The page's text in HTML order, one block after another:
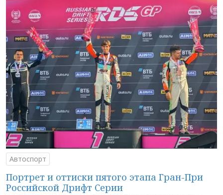
Автоспорт
Портрет и оттиски пятого этапа Гран-При
Российской Дрифт Серии